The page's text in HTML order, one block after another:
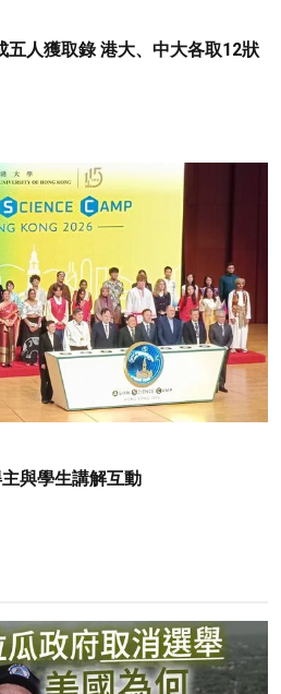
五人獲取錄 港大、中大各取12狀
與學生講解互動